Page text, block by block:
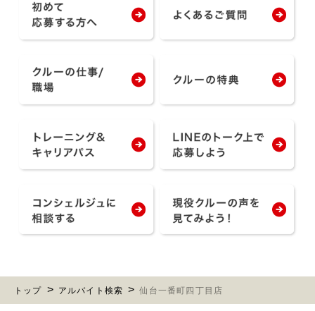
トップ アルバイト検索 仙台一番町四丁目店